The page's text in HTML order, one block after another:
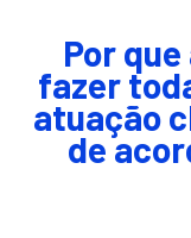
Por
fazer
atuação
de